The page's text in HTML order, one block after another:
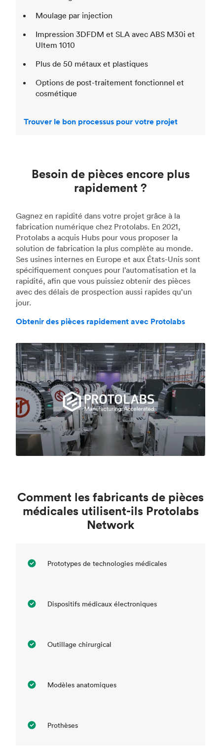
Moulage par injection
Impression 3DFDM et SLA avec ABS M30i et
Ultem 1010
Plus de 50 métaux et plastiques
Options de post-traitement fonctionnel et
cosmétique
Trouver le bon processus pour votre projet
Besoin de pièces encore plus
rapidement ?
Gagnez en rapidité dans votre projet grâce à la
fabrication numérique chez Protolabs. En 2021,
Protolabs a acquis Hubs pour vous proposer la
solution de fabrication la plus complète au monde.
Ses usines internes en Europe et aux États-Unis sont
spécifiquement conçues pour l’automatisation et la
rapidité, afin que vous puissiez obtenir des pièces
avec des délais de prospection aussi rapides qu’un
jour.
Obtenir des pièces rapidement avec Protolabs
Comment les fabricants de pièces
médicales utilisent-ils Protolabs
Network
Prototypes de technologies médicales
Dispositifs médicaux électroniques
Outillage chirurgical
Modèles anatomiques
Prothèses